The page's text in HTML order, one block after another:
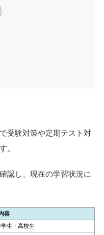
受験対策や定期テスト対
。
認し、現在の学習状況に
容
生・高校生